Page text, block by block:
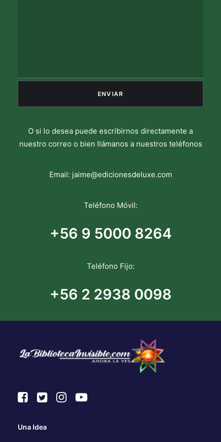
O si lo desea puede escribirnos directamente a
nuestro correo o bien llámanos a nuestros teléfonos
Email: jaime@edicionesdeluxe.com
Teléfono Móvil:
+56 9 5000 8264
Teléfono Fijo:
+56 2 2938 0098
Una Idea